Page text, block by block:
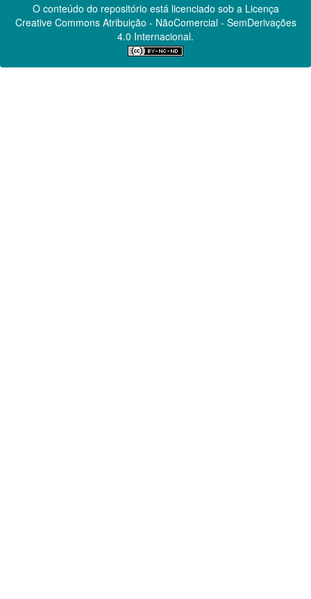
O conteúdo do repositório está licenciado sob a Licença
Creative CommonsAtribuição - NãoComercial - SemDerivações
4.0 Internacional.